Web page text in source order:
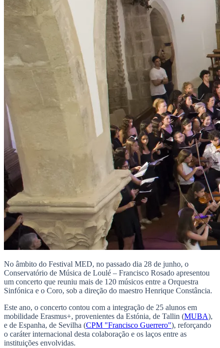
No âmbito do Festival MED, no passado dia 28 de junho, o
Conservatório de Música de Loulé – Francisco Rosado apresentou
um concerto que reuniu mais de 120 músicos entre a Orquestra
Sinfónica e o Coro, sob a direção do maestro Henrique Constância.
Este ano, o concerto contou com a integração de 25 alunos em
mobilidade Erasmus+, provenientes da Estónia, de Tallin (MUBA),
e de Espanha, de Sevilha (CPM "Francisco Guerrero"), reforçando
o caráter internacional desta colaboração e os laços entre as
instituições envolvidas.